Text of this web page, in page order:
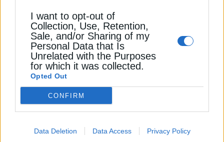
I want to opt-out of
Collection, Use, Retention,
Sale, and/or Sharing of my
Personal Data that Is
Unrelated with the Purposes
for which it was collected.
Opted Out
CONFIRM
Data Deletion Data Access Privacy Policy
Μπαταρίες και μεταφορά ζήτησης το